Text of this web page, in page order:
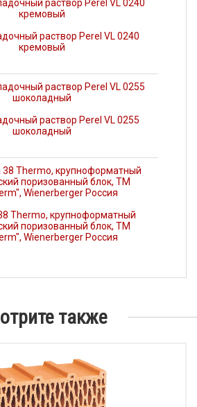
раствор Perel VL 0240
кремовый
раствор Perel VL 0255
шоколадный
Thermo, крупноформатный
поризованный блок, ТМ
Wienerberger Россия
также